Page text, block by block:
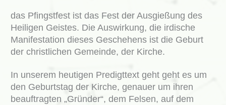
das Pfingstfest ist das Fest der Ausgießung des
Heiligen Geistes. Die Auswirkung, die irdische
Manifestation dieses Geschehens ist die Geburt
der christlichen Gemeinde, der Kirche.
In unserem heutigen Predigttext geht geht es um
den Geburtstag der Kirche, genauer um ihren
beauftragten „Gründer“, dem Felsen, auf dem